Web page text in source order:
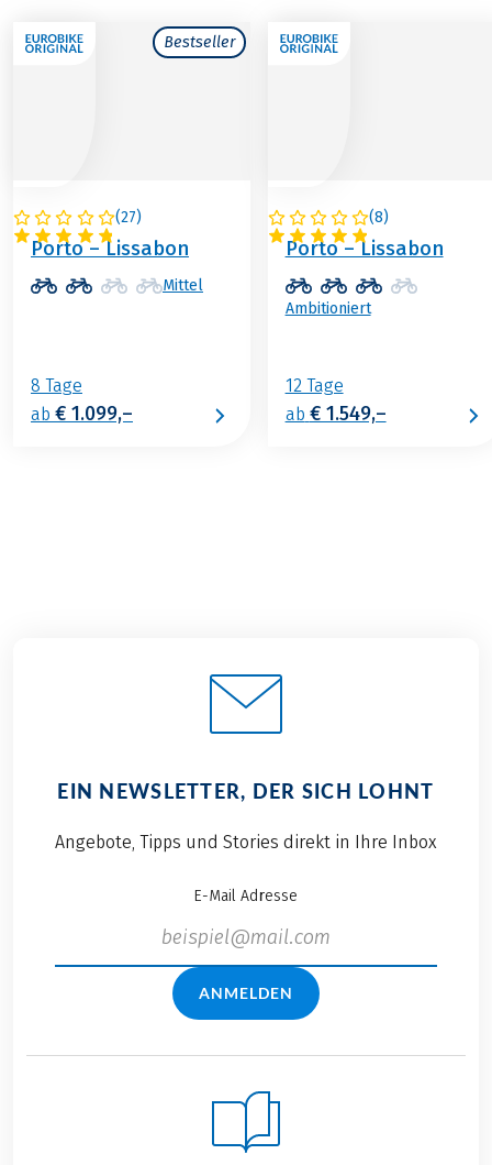
Bestseller
(27)
PORTUGAL
Porto – Lissabon
Mittel
8 Tage
ab € 1.099,–
(8)
PORTUGAL
Porto – Lissabon
Ambitioniert
12 Tage
ab € 1.549,–
EIN NEWSLETTER, DER SICH LOHNT
Angebote, Tipps und Stories direkt in Ihre Inbox
E-Mail Adresse
ANMELDEN